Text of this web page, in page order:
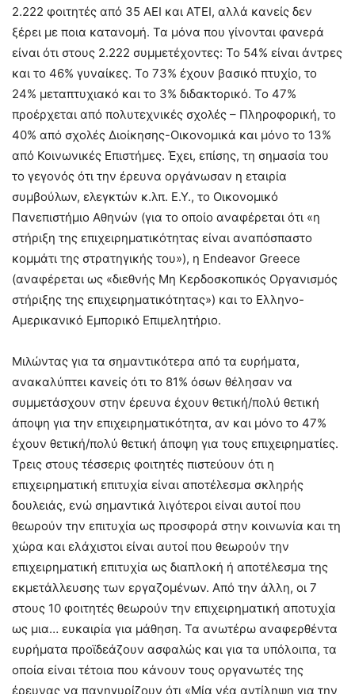
2.222 φοιτητές από 35 ΑΕΙ και ΑΤΕΙ, αλλά κανείς δεν
ξέρει με ποια κατανομή. Τα μόνα που γίνονται φανερά
είναι ότι στους 2.222 συμμετέχοντες: Το 54% είναι άντρες
και το 46% γυναίκες. Το 73% έχουν βασικό πτυχίο, το
24% μεταπτυχιακό και το 3% διδακτορικό. Το 47%
προέρχεται από πολυτεχνικές σχολές – Πληροφορική, το
40% από σχολές Διοίκησης-Οικονομικά και μόνο το 13%
από Κοινωνικές Επιστήμες. Έχει, επίσης, τη σημασία του
το γεγονός ότι την έρευνα οργάνωσαν η εταιρία
συμβούλων, ελεγκτών κ.λπ. Ε.Υ., το Οικονομικό
Πανεπιστήμιο Αθηνών (για το οποίο αναφέρεται ότι «η
στήριξη της επιχειρηματικότητας είναι αναπόσπαστο
κομμάτι της στρατηγικής του»), η Endeavor Greece
(αναφέρεται ως «διεθνής Μη Κερδοσκοπικός Οργανισμός
στήριξης της επιχειρηματικότητας») και το Ελληνο-
Αμερικανικό Εμπορικό Επιμελητήριο.
Μιλώντας για τα σημαντικότερα από τα ευρήματα,
ανακαλύπτει κανείς ότι το 81% όσων θέλησαν να
συμμετάσχουν στην έρευνα έχουν θετική/πολύ θετική
άποψη για την επιχειρηματικότητα, αν και μόνο το 47%
έχουν θετική/πολύ θετική άποψη για τους επιχειρηματίες.
Τρεις στους τέσσερις φοιτητές πιστεύουν ότι η
επιχειρηματική επιτυχία είναι αποτέλεσμα σκληρής
δουλειάς, ενώ σημαντικά λιγότεροι είναι αυτοί που
θεωρούν την επιτυχία ως προσφορά στην κοινωνία και τη
χώρα και ελάχιστοι είναι αυτοί που θεωρούν την
επιχειρηματική επιτυχία ως διαπλοκή ή αποτέλεσμα της
εκμετάλλευσης των εργαζομένων. Από την άλλη, οι 7
στους 10 φοιτητές θεωρούν την επιχειρηματική αποτυχία
ως μια… ευκαιρία για μάθηση. Τα ανωτέρω αναφερθέντα
ευρήματα προϊδεάζουν ασφαλώς και για τα υπόλοιπα, τα
οποία είναι τέτοια που κάνουν τους οργανωτές της
έρευνας να πανηγυρίζουν ότι «Μία νέα αντίληψη για την